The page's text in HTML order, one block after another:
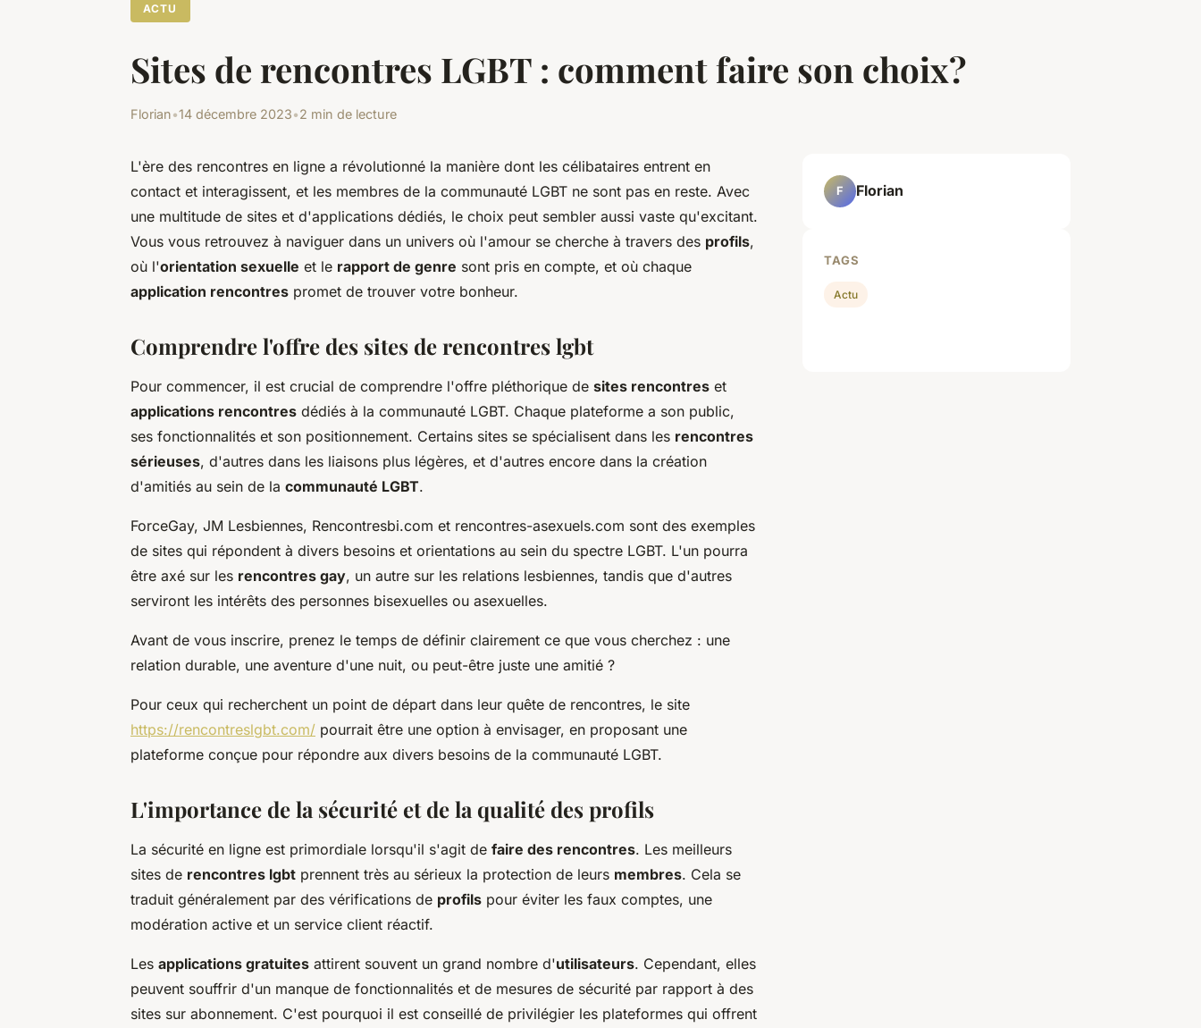
ACTU
Sites de rencontres LGBT : comment faire son choix?
Florian•14 décembre 2023•2 min de lecture
L'ère des rencontres en ligne a révolutionné la manière dont les célibataires entrent en
contact et interagissent, et les membres de la communauté LGBT ne sont pas en reste. Avec
une multitude de sites et d'applications dédiés, le choix peut sembler aussi vaste qu'excitant.
Vous vous retrouvez à naviguer dans un univers où l'amour se cherche à travers des profils,
où l'orientation sexuelle et le rapport de genre sont pris en compte, et où chaque
application rencontres promet de trouver votre bonheur.
Comprendre l'offre des sites de rencontres lgbt
Pour commencer, il est crucial de comprendre l'offre pléthorique de sites rencontres et
applications rencontres dédiés à la communauté LGBT. Chaque plateforme a son public,
ses fonctionnalités et son positionnement. Certains sites se spécialisent dans les rencontres
sérieuses, d'autres dans les liaisons plus légères, et d'autres encore dans la création
d'amitiés au sein de la communauté LGBT.
ForceGay, JM Lesbiennes, Rencontresbi.com et rencontres-asexuels.com sont des exemples
de sites qui répondent à divers besoins et orientations au sein du spectre LGBT. L'un pourra
être axé sur les rencontres gay, un autre sur les relations lesbiennes, tandis que d'autres
serviront les intérêts des personnes bisexuelles ou asexuelles.
Avant de vous inscrire, prenez le temps de définir clairement ce que vous cherchez : une
relation durable, une aventure d'une nuit, ou peut-être juste une amitié ?
Pour ceux qui recherchent un point de départ dans leur quête de rencontres, le site
https://rencontreslgbt.com/ pourrait être une option à envisager, en proposant une
plateforme conçue pour répondre aux divers besoins de la communauté LGBT.
L'importance de la sécurité et de la qualité des profils
La sécurité en ligne est primordiale lorsqu'il s'agit de faire des rencontres. Les meilleurs
sites de rencontres lgbt prennent très au sérieux la protection de leurs membres. Cela se
traduit généralement par des vérifications de profils pour éviter les faux comptes, une
modération active et un service client réactif.
Les applications gratuites attirent souvent un grand nombre d'utilisateurs. Cependant, elles
peuvent souffrir d'un manque de fonctionnalités et de mesures de sécurité par rapport à des
sites sur abonnement. C'est pourquoi il est conseillé de privilégier les plateformes qui offrent
F Florian
TAGS
Actu